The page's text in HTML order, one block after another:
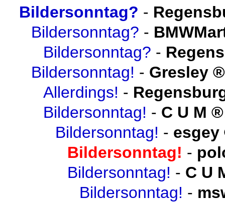
Bildersonntag? -
Bildersonntag? -
Bildersonntag? -
Bildersonntag! - Gresley
Allerdings! -
Bildersonntag! - C U M
Bildersonntag! - esgey
Bildersonntag! -
Bildersonntag! - C U
Bildersonntag! -